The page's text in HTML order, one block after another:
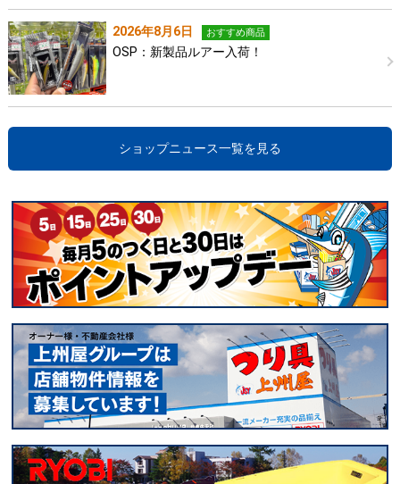
2026年8月6日 おすすめ商品
OSP：新製品ルアー入荷！
ショップニュース一覧を見る